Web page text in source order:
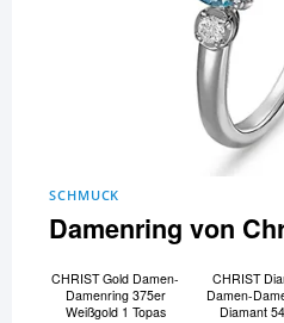
SCHMUCK
Damenring von
CHRIST Gold Damen-
Damenring 375er
Weißgold 1 Topas
CHRIST
Damen-
Diamant